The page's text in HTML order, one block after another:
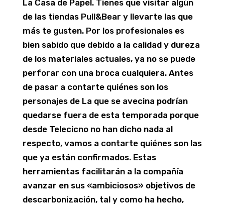
La Casa de Papel. Tienes que visitar algún
de las tiendas Pull&Bear y llevarte las que
más te gusten. Por los profesionales es
bien sabido que debido a la calidad y dureza
de los materiales actuales, ya no se puede
perforar con una broca cualquiera. Antes
de pasar a contarte quiénes son los
personajes de La que se avecina podrían
quedarse fuera de esta temporada porque
desde Telecicno no han dicho nada al
respecto, vamos a contarte quiénes son las
que ya están confirmados. Estas
herramientas facilitarán a la compañía
avanzar en sus «ambiciosos» objetivos de
descarbonización, tal y como ha hecho,